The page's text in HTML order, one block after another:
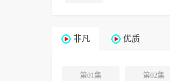
非凡 优质
第01集 第02集